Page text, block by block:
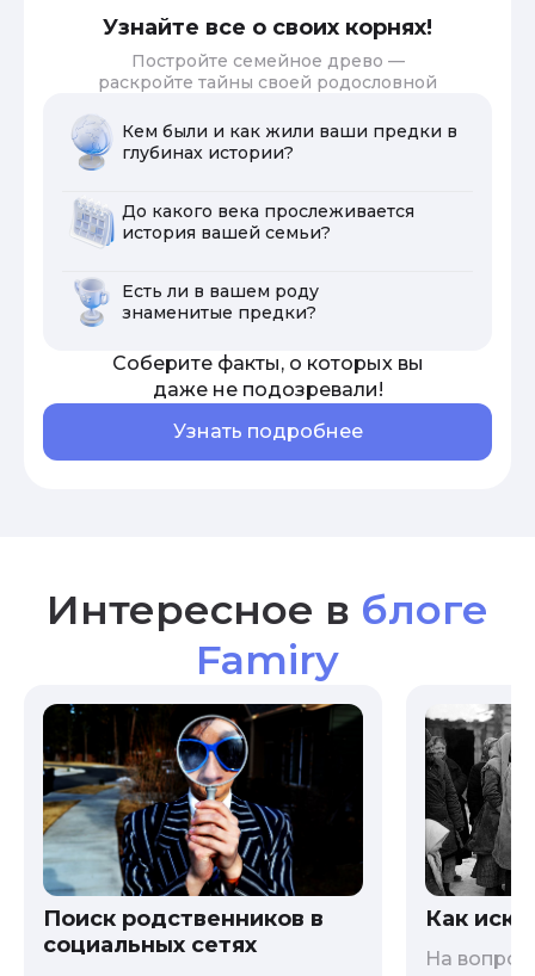
Узнайте все о своих корнях!
Постройте семейное древо —
раскройте тайны своей родословной
Кем были и как жили ваши предки в
глубинах истории?
До какого века прослеживается
история вашей семьи?
Есть ли в вашем роду
знаменитые предки?
Соберите факты, о которых вы
даже не подозревали!
Узнать подробнее
Интересное в блоге
Famiry
Поиск родственников в
социальных сетях
Как
На вопрос